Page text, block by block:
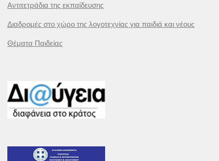
Αντιτετράδια της εκπαίδευσης
Διαδρομές στο χώρο της λογοτεχνίας για παιδιά και νέους
Θέματα Παιδείας